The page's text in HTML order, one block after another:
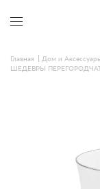
Главная Дом и
ШЕДЕВРЫ